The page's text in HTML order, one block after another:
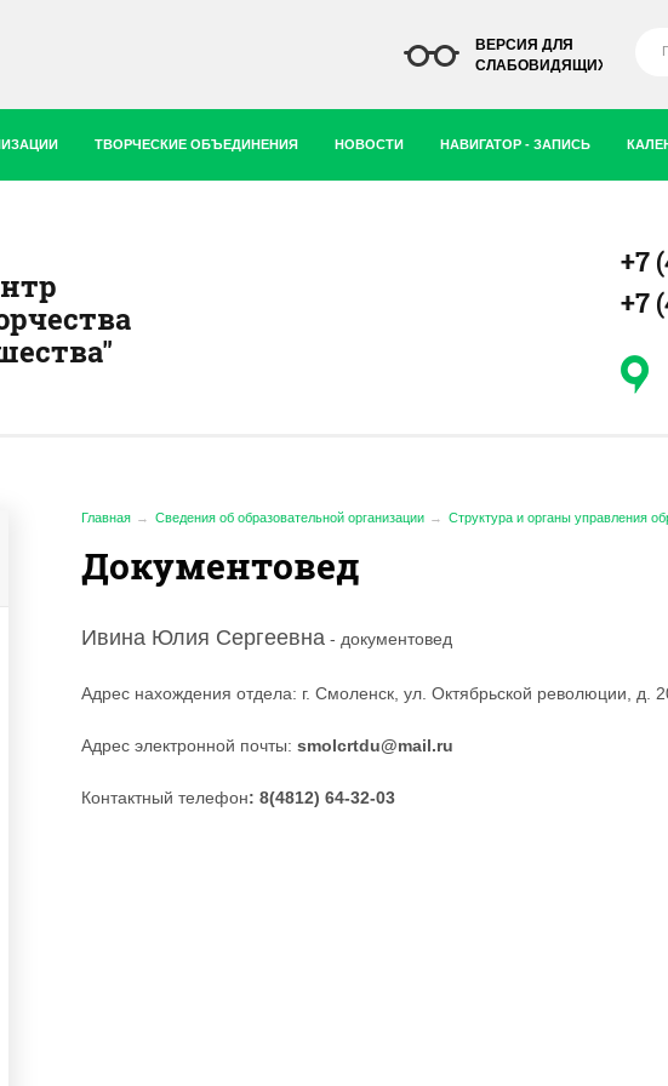
ВЕРСИЯ ДЛЯ
СЛАБОВИДЯЩИХ
ТВОРЧЕСКИЕ ОБЪЕДИНЕНИЯ НОВОСТИ НАВИГАТОР - ЗАПИСЬ
+7
+7
Главная Сведения об образовательной организации Структура и органы управления
Документовед
Ивина Юлия Сергеевна - документовед
Адрес нахождения отдела: г. Смоленск, ул. Октябрьской революции, д.
Адрес электронной почты: smolcrtdu@mail.ru
Контактный телефон: 8(4812) 64-32-03